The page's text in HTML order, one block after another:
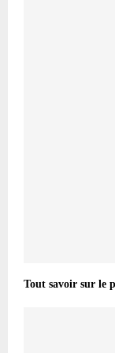
Tout savoir sur le